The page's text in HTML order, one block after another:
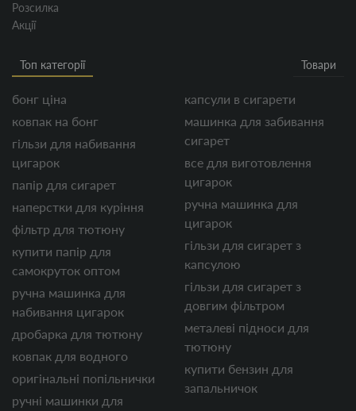
Розсилка
Акції
Топ категорії Товари
бонг ціна
ковпак на бонг
гільзи для набивання
цигарок
папір для сигарет
наперстки для куріння
фільтр для тютюну
купити папір для
самокруток оптом
ручна машинка для
набивання цигарок
дробарка для тютюну
ковпак для водного
оригінальні попільнички
ручні машинки для
капсули в сигарети
машинка для забивання
сигарет
все для виготовлення
цигарок
ручна машинка для
цигарок
гільзи для сигарет з
капсулою
гільзи для сигарет з
довгим фільтром
металеві підноси для
тютюну
купити бензин для
запальничок